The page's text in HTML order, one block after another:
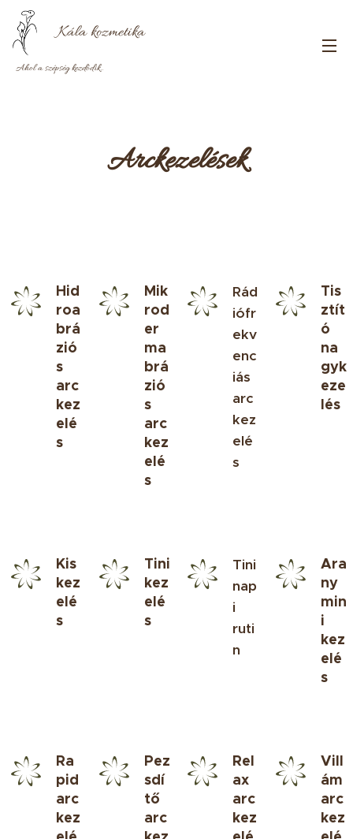
Kála kozmetika
Ahol a szépség kezdődik..
Arckezelések
Hid
roa
brá
zió
s
arc
kez
elé
s
Mik
rod
er
ma
brá
zió
s
arc
kez
elé
s
Rád
iófr
ekv
enc
iás
arc
kez
elé
s
Tis
ztít
ó
na
gyk
eze
lés
Kis
kez
elé
s
Tini
kez
elé
s
Tini
nap
i
ruti
n
Ara
ny
min
i
kez
elé
s
Ra
pid
arc
kez
Pez
sdí
tő
arc
Rel
ax
arc
kez
Vill
ám
arc
kez